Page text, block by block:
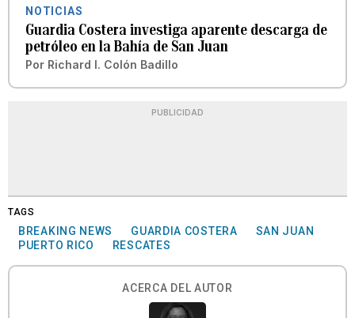
NOTICIAS
Guardia Costera investiga aparente descarga de
petróleo en la Bahía de San Juan
Por Richard I. Colón Badillo
PUBLICIDAD
TAGS
BREAKING NEWS GUARDIA COSTERA
SAN JUAN
PUERTO RICO
RESCATES
ACERCA DEL AUTOR